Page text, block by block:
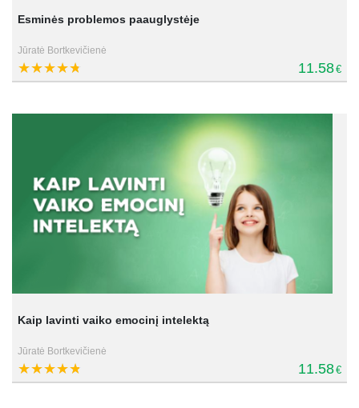
Esminės problemos paauglystėje
Jūratė Bortkevičienė
11.58€
Kaip lavinti vaiko emocinį intelektą
Jūratė Bortkevičienė
11.58€